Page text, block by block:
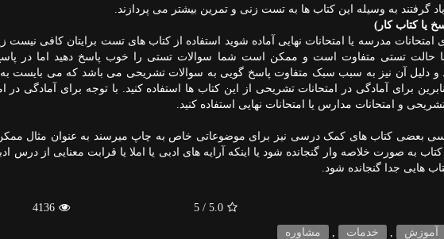
گرفتند به وسیله این کتاب ها به تست زنی و تمرین بیشتر می پردازند.
امتحانات مدرسه یا امتحانات نهایی آماده شوید استفاده از کتاب های تست برایتان کافی نیست
حالت تستی متفاوت است و ممکن است شما سوالات تستی را خوب پاسخ دهید اما در
دلیل آن نیز به سبب سبک متفاوت پاسخ گویی به سوالات تشریحی می باشد که می بایست به
برای آمادگی در امتحانات تشریحی از این کتاب ها استفاده کنید. با توجه برای آمادگی در
و امتحانات مدارس یا امتحانات نهایی استفاده کنید.
بعضی کتاب های کمک درسی نیز برای موضوعاتی خاص به چاپ میرسند به عنوان مثال
به صورت خلاصه وار گنجانده شود یا اینکه آرایه های ادبی یا املا یا قرابت معنایی از درس
هایی جدا گنجانده شود.
5.0
/ 5
4136
آموزش خدمات مشاوره